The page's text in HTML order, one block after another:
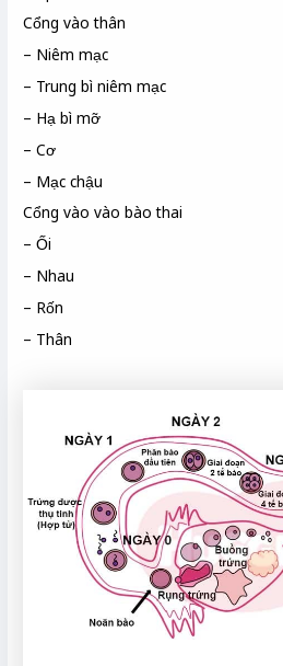
Cổng vào thân
– Niêm mạc
– Trung bì niêm mạc
– Hạ bì mỡ
– Cơ
– Mạc chậu
Cổng vào vào bào thai
– Ối
– Nhau
– Rốn
– Thân